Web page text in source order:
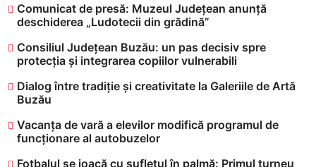
Comunicat de presă: Muzeul Județean anunță
deschiderea „Ludotecii din grădină”
Consiliul Județean Buzău: un pas decisiv spre
protecția și integrarea copiilor vulnerabili
Dialog între tradiție și creativitate la Galeriile de Artă
Buzău
Vacanța de vară a elevilor modifică programul de
funcționare al autobuzelor
​Fotbalul se joacă cu sufletul în palmă: Primul turneu